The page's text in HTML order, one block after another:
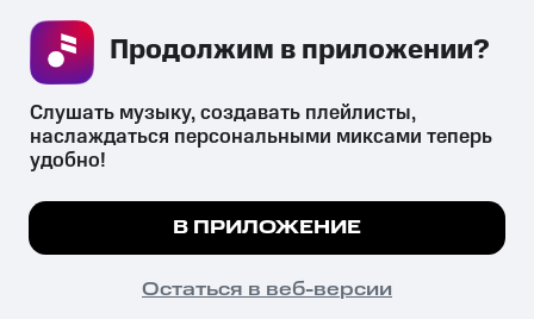
СКАЧАТЬ ПРИЛОЖЕНИЕ
психотропных веществ, их аналогов причиняет вред здоровью,
их незаконный оборот запрещён и влечёт установленную
законодательством ответственность.
© 2026 ООО «КИОН».
Все права защищены
Мы используем куки, чтобы на сайте все
Подробнее
ПОНЯТНО
Слушать музыку, создавать плейлисты,
наслаждаться персональными миксами теперь
удобно!
В ПРИЛОЖЕНИЕ
Остаться в веб-версии